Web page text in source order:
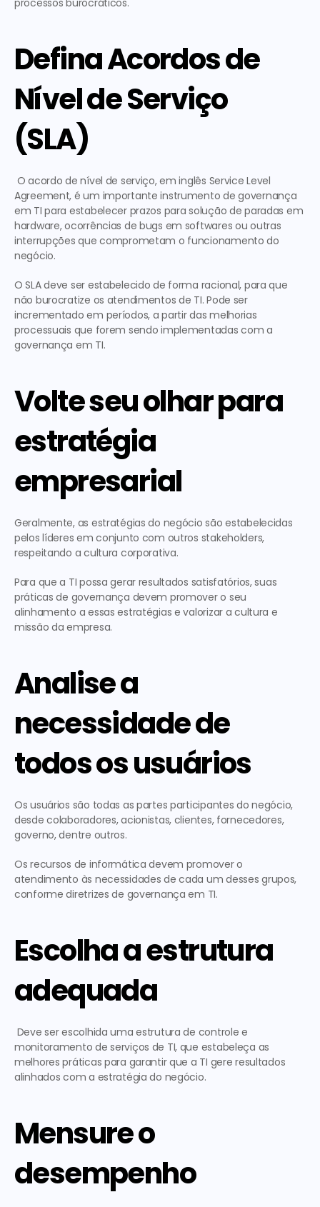
processos burocráticos.
Defina Acordos de
Nível de Serviço
(SLA)
Agreement, é um importante instrumento de governança
em TI para estabelecer prazos para solução de paradas em
hardware, ocorrências de bugs em softwares ou outras
interrupções que comprometam o funcionamento do
negócio.
O SLA deve ser estabelecido de forma racional, para que
não burocratize os atendimentos de TI. Pode ser
incrementado em períodos, a partir das melhorias
processuais que forem sendo implementadas com a
governança em TI.
Volte seu olhar para
estratégia
empresarial
Geralmente, as estratégias do negócio são estabelecidas
pelos líderes em conjunto com outros stakeholders,
respeitando a cultura corporativa.
Para que a TI possa gerar resultados satisfatórios, suas
práticas de governança devem promover o seu
alinhamento a essas estratégias e valorizar a cultura e
missão da empresa.
Analise a
necessidade de
todos os usuários
Os usuários são todas as partes participantes do negócio,
desde colaboradores, acionistas, clientes, fornecedores,
governo, dentre outros.
Os recursos de informática devem promover o
atendimento às necessidades de cada um desses grupos,
conforme diretrizes de governança em TI.
Escolha a estrutura
adequada
monitoramento de serviços de TI, que estabeleça as
melhores práticas para garantir que a TI gere resultados
alinhados com a estratégia do negócio.
Mensure o
desempenho